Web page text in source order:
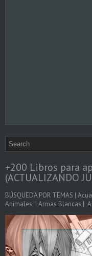
+200 Libros para
(ACTUALIZANDO
BÚSQUEDA POR TEMAS |
Animales | Armas Blancas |